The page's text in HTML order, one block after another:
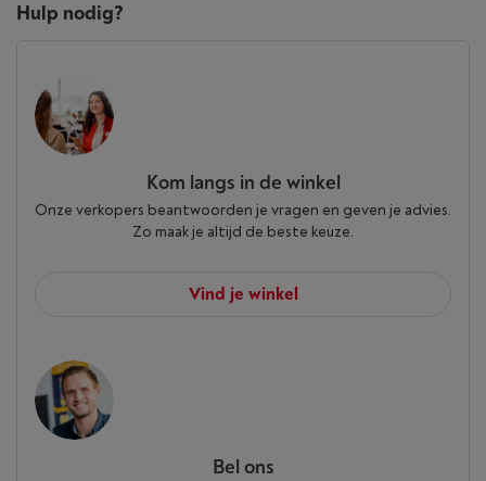
Hulp nodig?
Kom langs in de winkel
Onze verkopers beantwoorden je vragen en geven je advies.
Zo maak je altijd de beste keuze.
Vind je winkel
Bel ons